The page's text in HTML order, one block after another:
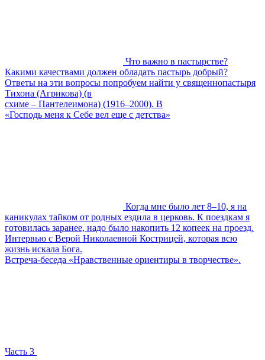
Что важно в пастырстве?
Какими качествами должен обладать пастырь добрый?
Ответы на эти вопросы попробуем найти у священнопастыря
Тихона (Агрикова) (в
схиме – Пантелеимона) (1916–2000). В
«Господь меня к Себе вел еще с детства»
Когда мне было лет 8–10, я на
каникулах тайком от родных ездила в церковь. К поездкам я
готовилась заранее, надо было накопить 12 копеек на проезд.
Интервью с Верой Николаевной Кострицей, которая всю
жизнь искала Бога.
Встреча-беседа «Нравственные ориентиры в творчестве».
Часть 3